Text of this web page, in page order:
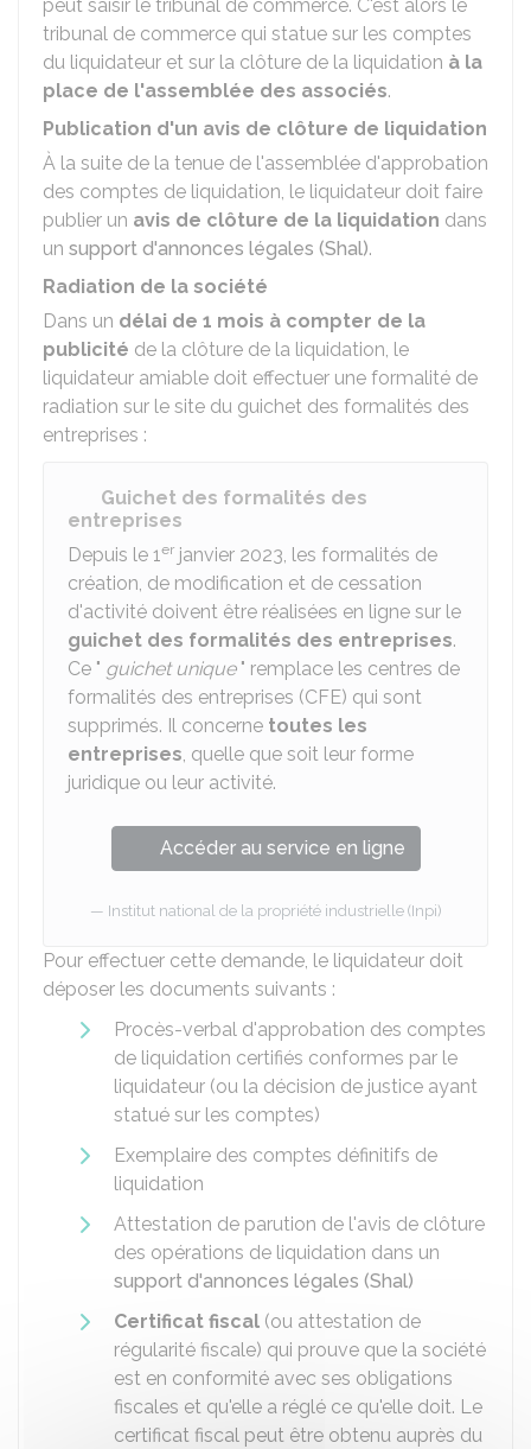
peut saisir le tribunal de commerce. C'est alors le
tribunal de commerce qui statue sur les comptes
du liquidateur et sur la clôture de la liquidation à la
place de l'assemblée des associés.
Publication d'un avis de clôture de liquidation
À la suite de la tenue de l'assemblée d'approbation
des comptes de liquidation, le liquidateur doit faire
publier un avis de clôture de la liquidation dans
un support d'annonces légales (Shal).
Radiation de la société
Dans un délai de 1 mois à compter de la
publicité de la clôture de la liquidation, le
liquidateur amiable doit effectuer une formalité de
radiation sur le site du guichet des formalités des
entreprises :
Guichet des formalités des
entreprises
Depuis le 1er janvier 2023, les formalités de
création, de modification et de cessation
d'activité doivent être réalisées en ligne sur le
guichet des formalités des entreprises.
Ce " guichet unique" remplace les centres de
formalités des entreprises (CFE) qui sont
supprimés. Il concerne toutes les
entreprises, quelle que soit leur forme
juridique ou leur activité.
Accéder au service en ligne
Institut national de la propriété industrielle (Inpi)
Pour effectuer cette demande, le liquidateur doit
déposer les documents suivants :
Procès-verbal d'approbation des comptes
de liquidation certifiés conformes par le
liquidateur (ou la décision de justice ayant
statué sur les comptes)
Exemplaire des comptes définitifs de
liquidation
Attestation de parution de l'avis de clôture
des opérations de liquidation dans un
support d'annonces légales (Shal)
Certificat fiscal (ou attestation de
régularité fiscale) qui prouve que la société
est en conformité avec ses obligations
fiscales et qu'elle a réglé ce qu'elle doit. Le
certificat fiscal peut être obtenu auprès du